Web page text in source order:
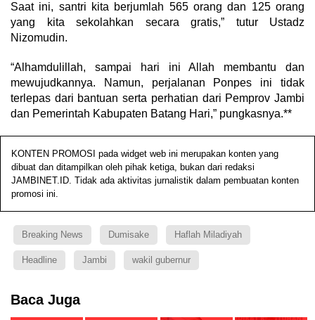
Saat ini, santri kita berjumlah 565 orang dan 125 orang
yang kita sekolahkan secara gratis,” tutur Ustadz
Nizomudin.
“Alhamdulillah, sampai hari ini Allah membantu dan
mewujudkannya. Namun, perjalanan Ponpes ini tidak
terlepas dari bantuan serta perhatian dari Pemprov Jambi
dan Pemerintah Kabupaten Batang Hari,” pungkasnya.**
KONTEN PROMOSI pada widget web ini merupakan konten yang
dibuat dan ditampilkan oleh pihak ketiga, bukan dari redaksi
JAMBINET.ID. Tidak ada aktivitas jurnalistik dalam pembuatan konten
promosi ini.
Breaking News Dumisake Haflah Miladiyah
Headline Jambi wakil gubernur
Baca Juga